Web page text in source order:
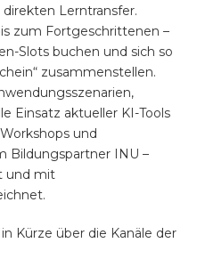
Lerntransfer.
zum Fortgeschrittenen –
Slots buchen und sich so
zusammenstellen.
Einsatz aktueller KI-Tools
und
Bildungspartner INU –
und mit
Kürze über die Kanäle der